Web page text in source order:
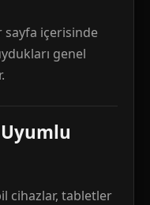
sayfa içerisinde
genel
cihazlar, tabletler